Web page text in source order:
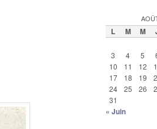
L M M
3
4 5
10
11 12
17
18 19
24
25 26
31
« Juin